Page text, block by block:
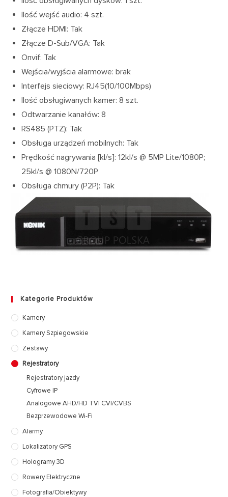
Ilość wejść audio: 4 szt.
Złącze HDMI: Tak
Złącze D-Sub/VGA: Tak
Onvif: Tak
Wejścia/wyjścia alarmowe: brak
Interfejs sieciowy: RJ45(10/100Mbps)
Ilość obsługiwanych kamer: 8 szt.
Odtwarzanie kanałów: 8
RS485 (PTZ): Tak
Obsługa urządzeń mobilnych: Tak
Prędkość nagrywania [kl/s]: 12kl/s @ 5MP Lite/1080P;
25kl/s @ 1080N/720P
Obsługa chmury (P2P): Tak
Kategorie Produktów
Kamery
Kamery Szpiegowskie
Zestawy
Rejestratory
Rejestratory jazdy
Cyfrowe IP
Analogowe AHD/HD TVI CVI/CVBS
Bezprzewodowe Wi-Fi
Alarmy
Lokalizatory GPS
Hologramy 3D
Rowery Elektryczne
Fotografia/Obiektywy